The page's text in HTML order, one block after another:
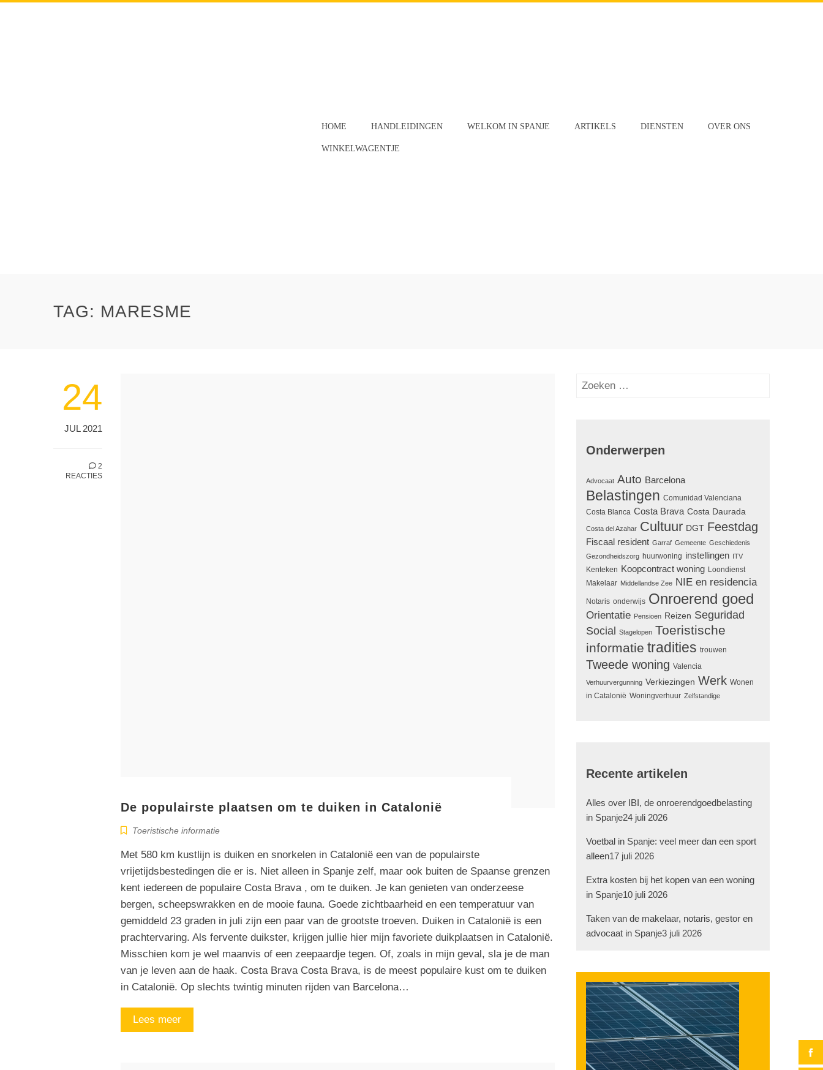
HOME HANDLEIDINGEN WELKOM IN SPANJE ARTIKELS DIENSTEN OVER ONS
WINKELWAGENTJE
TAG: MARESME
24
JUL 2021
2
REACTIES
De populairste plaatsen om te duiken in Catalonië
Toeristische informatie
Met 580 km kustlijn is duiken en snorkelen in Catalonië een van de populairste
vrijetijdsbestedingen die er is. Niet alleen in Spanje zelf, maar ook buiten de Spaanse grenzen
kent iedereen de populaire Costa Brava , om te duiken. Je kan genieten van onderzeese
bergen, scheepswrakken en de mooie fauna. Goede zichtbaarheid en een temperatuur van
gemiddeld 23 graden in juli zijn een paar van de grootste troeven. Duiken in Catalonië is een
prachtervaring. Als fervente duikster, krijgen jullie hier mijn favoriete duikplaatsen in Catalonië.
Misschien kom je wel maanvis of een zeepaardje tegen. Of, zoals in mijn geval, sla je de man
van je leven aan de haak. Costa Brava Costa Brava, is de meest populaire kust om te duiken
in Catalonië. Op slechts twintig minuten rijden van Barcelona…
Lees meer
Zoeken
Onderwerpen
Advocaat Auto Barcelona
Belastingen Comunidad Valenciana
Costa Blanca Costa Brava Costa Daurada
Costa del Azahar Cultuur DGT Feestdag
Fiscaal resident Garraf Gemeente Geschiedenis
Gezondheidszorg huurwoning instellingen ITV
Kenteken Koopcontract woning Loondienst
Makelaar Middellandse Zee NIE en residencia
Notaris onderwijs Onroerend goed
Orientatie Pensioen Reizen Seguridad
Social
Stagelopen Toeristische
informatie tradities trouwen
Tweede woning Valencia
Verhuurvergunning Verkiezingen Werk Wonen
in Catalonië Woningverhuur Zelfstandige
Recente artikelen
Alles over IBI, de onroerendgoedbelasting
in Spanje24 juli 2026
Voetbal in Spanje: veel meer dan een sport
alleen17 juli 2026
Extra kosten bij het kopen van een woning
in Spanje10 juli 2026
Taken van de makelaar, notaris, gestor en
advocaat in Spanje3 juli 2026